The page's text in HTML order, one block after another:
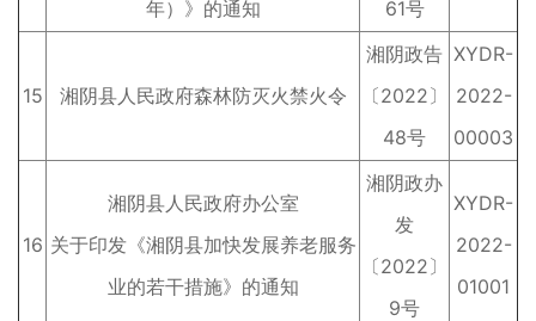
年）》的通知
61号
15 湘阴县人民政府森林防灭火禁火令
湘阴政告
〔2022〕
48号
XYDR-
2022-
00003
16
湘阴县人民政府办公室
关于印发《湘阴县加快发展养老服务
业的若干措施》的通知
湘阴政办
发
〔2022〕
9号
XYDR-
2022-
01001